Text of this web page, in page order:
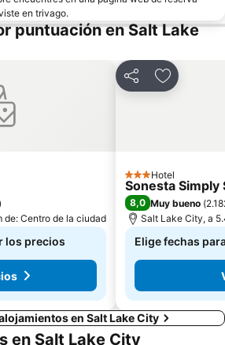
en trivago.
puntuación en Salt Lake
de: Centro de la ciudad
los precios
CompartirAgregar
3 Estrellas
Hotel
Sonesta Simply
8,0 Muy bueno (
Salt Lake City, a
Elige fechas
en Salt Lake City
en Salt Lake City